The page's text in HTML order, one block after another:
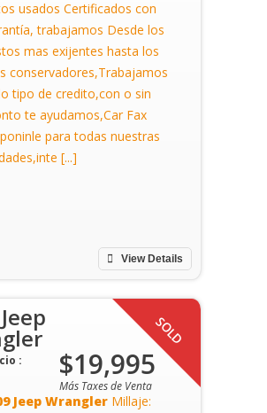
usados Certificados con
trabajamos Desde los
mas exijentes hasta los
conservadores,Trabajamos
tipo de credito,con o sin
te ayudamos,Car Fax
para todas nuestras
[...]
View Details
SOLD
Jeep Wrangler Millaje:
: $19,995
Más Taxes de Venta